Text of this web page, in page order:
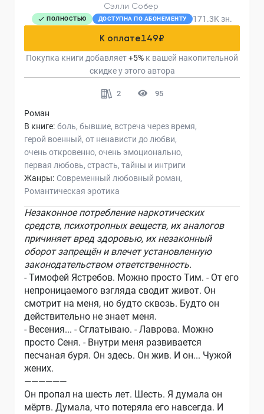
Сэлли Собер
ПОЛНОСТЬЮ ДОСТУПНА ПО АБОНЕМЕНТУ 171.3K зн.
К оплате149₽
Покупка книги добавляет+5% к вашей накопительной
скидке у этого автора
2 95
Роман
В книге: боль бывшие встреча через время
герой военный от ненависти до любви
очень откровенно очень эмоционально
первая любовь страсть тайны и интриги
Жанры: Современный любовный роман
Романтическая эротика
Незаконное потребление наркотических
средств, психотропных веществ, их аналогов
причиняет вред здоровью, их незаконный
оборот запрещён и влечет установленную
законодательством ответственность.
- Тимофей Ястребов. Можно просто Тим. - От его
непроницаемого взгляда сводит живот. Он
смотрит на меня, но будто сквозь. Будто он
действительно не знает меня.
- Весения... - Сглатываю. - Лаврова. Можно
просто Сеня. - Внутри меня развивается
песчаная буря. Он здесь. Он жив. И он... Чужой
жених.
——————
Он пропал на шесть лет. Шесть. Я думала он
мёртв. Думала, что потеряла его навсегда. И